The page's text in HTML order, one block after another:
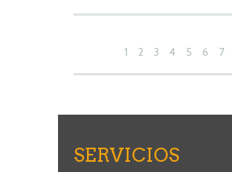
1 2 3 4 5 6 7
14 15 16 17 18 19
SERVICIOS